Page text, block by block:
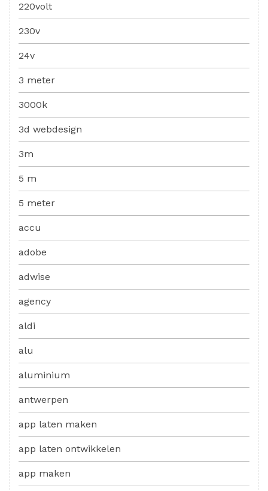
220volt
230v
24v
3 meter
3000k
3d webdesign
3m
5 m
5 meter
accu
adobe
adwise
agency
aldi
alu
aluminium
antwerpen
app laten maken
app laten ontwikkelen
app maken